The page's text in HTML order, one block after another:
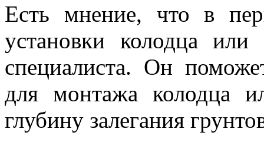
Есть мнение, что в
установки колодца
специалиста. Он
для монтажа колодца
глубину залегания